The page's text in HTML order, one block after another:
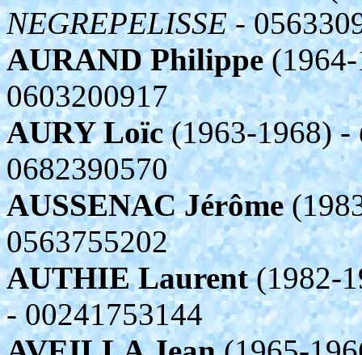
NEGREPELISSE-
AURAND Philippe
0603200917
AURY Loïc(1963-1968) -
0682390570
AUSSENAC Jérôme
0563755202
AUTHIE Laurent(1982-
- 00241753144